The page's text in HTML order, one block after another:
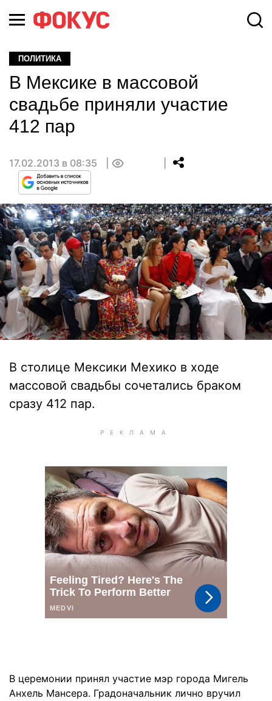
ПОЛИТИКА
В Мексике в массовой
свадьбе приняли участие
412 пар
17.02.2013 в 08:35
В столице Мексики Мехико в ходе
массовой свадьбы сочетались браком
сразу 412 пар.
В церемонии принял участие мэр города Мигель
Анхель Мансера. Градоначальник лично вручил